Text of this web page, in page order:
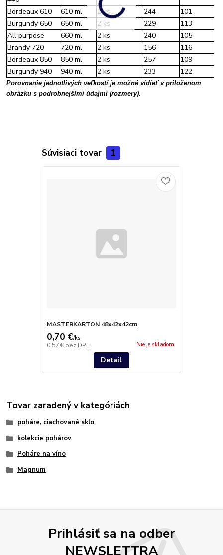
Bordeaux 610
610 ml 2 ks 244
101
Burgundy 650
650 ml 2 ks 229
113
All purpose
660 ml 2 ks 240
105
Brandy 720
720 ml 2 ks 156
116
Bordeaux 850
850 ml 2 ks 257
109
Burgundy 940
940 ml 2 ks 233 122
Porovnanie jednotlivých veľkostí je možné vidieť v priloženom
obrázku s podrobnejšími údajmi (rozmery).
Súvisiaci tovar 1
MASTERKARTON 48x42x42cm
0,70 €/ks
0,57 € bez DPH Nie je skladom
Detail
Tovar zaradený v kategóriách
poháre, ciachované sklo
kolekcie pohárov
Poháre na víno
Magnum
Prihlásiť sa na odber
NEWSLETTRA